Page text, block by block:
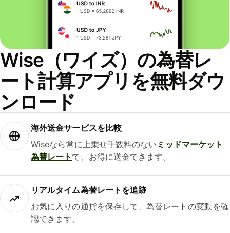
Wise（ワイズ）の為替レ
ート計算アプリを無料ダウ
ンロード
海外送金サービスを比較
Wiseなら常に上乗せ手数料のない ミッドマーケット
為替レート で、お得に送金できます。
リアルタイム為替レートを追跡
お気に入りの通貨を保存して、為替レートの変動を確
認できます。